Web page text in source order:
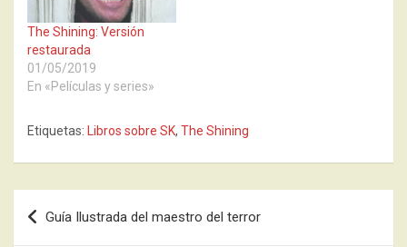
The Shining: Versión
restaurada
01/05/2019
En «Películas y series»
Etiquetas: Libros sobre SK, The Shining
Navegación
de
Guía Ilustrada del maestro del terror